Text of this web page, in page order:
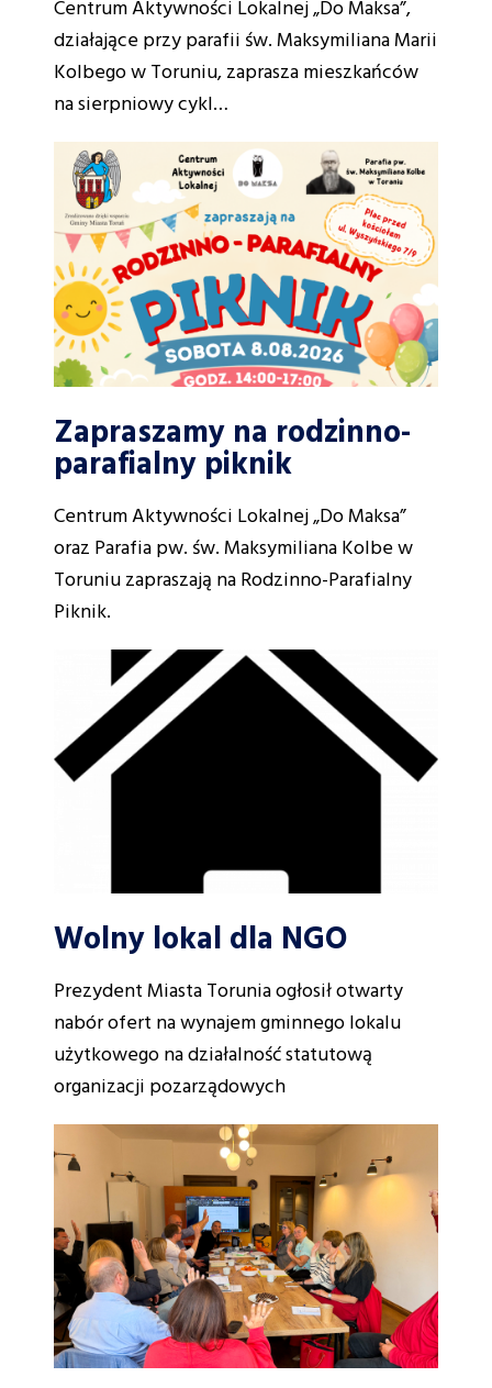
Centrum Aktywności Lokalnej „Do Maksa”,
działające przy parafii św. Maksymiliana Marii
Kolbego w Toruniu, zaprasza mieszkańców
na sierpniowy cykl…
Zapraszamy na rodzinno-
parafialny piknik
Centrum Aktywności Lokalnej „Do Maksa”
oraz Parafia pw. św. Maksymiliana Kolbe w
Toruniu zapraszają na Rodzinno-Parafialny
Piknik.
Wolny lokal dla NGO
Prezydent Miasta Torunia ogłosił otwarty
nabór ofert na wynajem gminnego lokalu
użytkowego na działalność statutową
organizacji pozarządowych